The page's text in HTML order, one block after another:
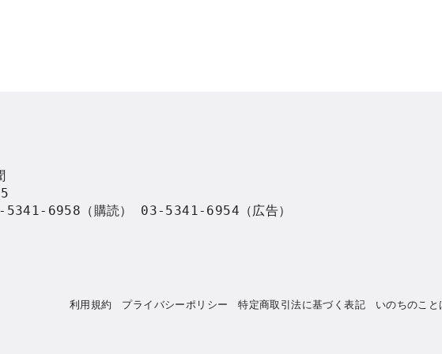
6958（購読） 03-5341-6954（広告）
利用規約 プライバシーポリシー 特定商取引法に基づく表記 いのちのこと